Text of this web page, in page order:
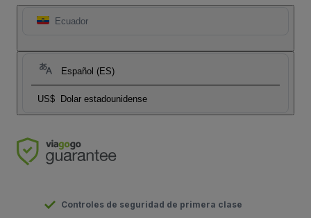
Ecuador
Español (ES)
US$ Dolar estadounidense
Controles de seguridad de primera clase